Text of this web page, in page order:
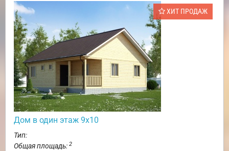
ХИТ ПРОДАЖ
Дом в один этаж 9х10
Тип:
Общая площадь: 2